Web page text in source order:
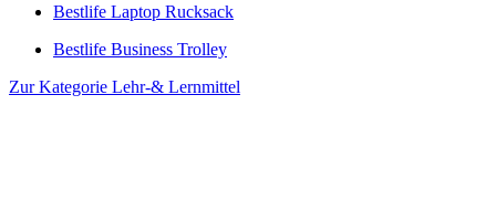
Bestlife Laptop Rucksack
Bestlife Business Trolley
Zur Kategorie Lehr-& Lernmittel